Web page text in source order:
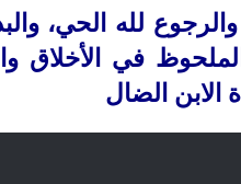
لله الحي،
في الأخلاق
الابن الضال